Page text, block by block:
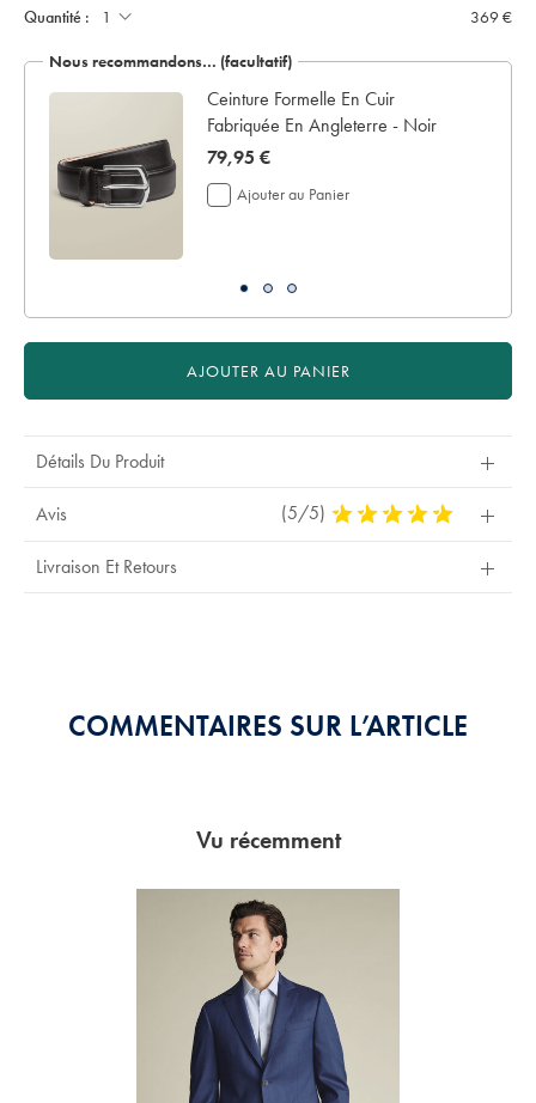
Quantité : 369 €
Nous recommandons… (facultatif)
Ceinture Formelle En Cuir
Fabriquée En Angleterre - Noir
now
79,95
€
79,95 €
Ajouter au Panier
AJOUTER AU PANIER
Détails Du Produit
Avis (5/5) 5
Livraison Et Retours
COMMENTAIRES SUR L’ARTICLE
Vu récemment